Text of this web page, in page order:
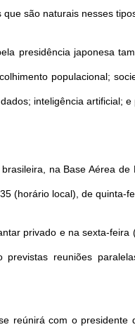
são naturais nesses
presidência japonesa
populacional;
inteligência artificial; e
na Base Aérea
(horário local), de quinta-
privado e na sexta-
previstas reuniões
reúnirá com o